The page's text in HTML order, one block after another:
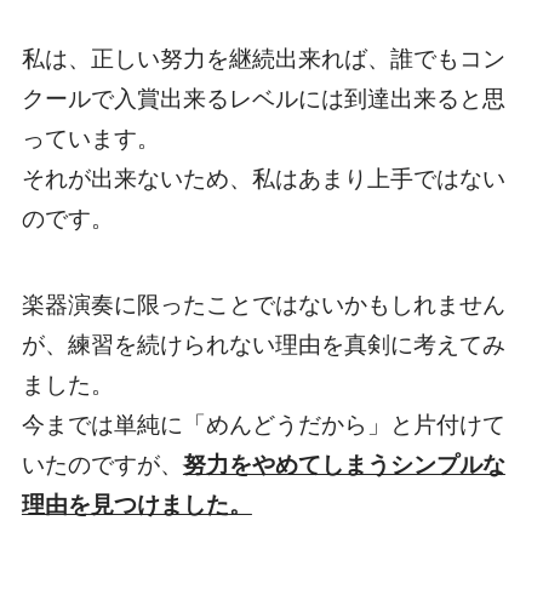
私は、正しい努力を継続出来れば、誰でもコン
クールで入賞出来るレベルには到達出来ると思
っています。
それが出来ないため、私はあまり上手ではない
のです。
楽器演奏に限ったことではないかもしれません
が、練習を続けられない理由を真剣に考えてみ
ました。
今までは単純に「めんどうだから」と片付けて
いたのですが、努力をやめてしまうシンプルな
理由を見つけました。